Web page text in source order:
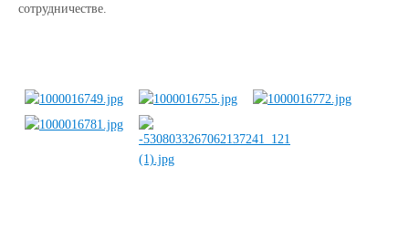
сотрудничестве.